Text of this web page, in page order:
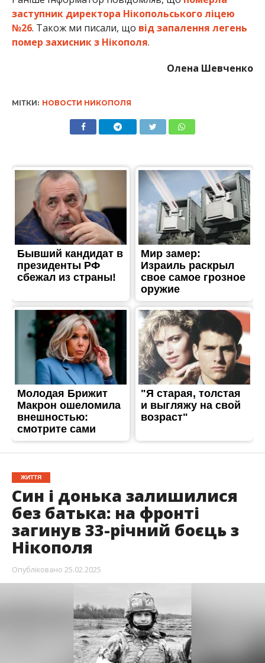
Олена Шевченко
Син і донька залишилися
без батька: на фронті
загинув 33-річний боєць з
Нікополя
Опубліковано25.02.2025